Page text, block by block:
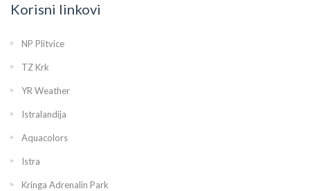
Korisni linkovi
NP Plitvice
TZ Krk
YR Weather
Istralandija
Aquacolors
Istra
Kringa Adrenalin Park